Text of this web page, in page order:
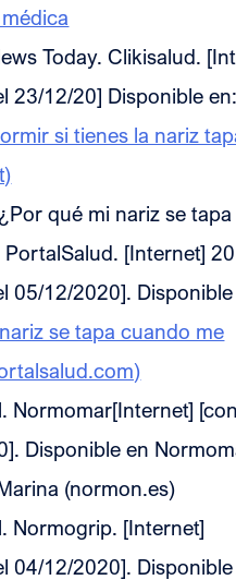
Today. Clikisalud.
23/12/20] Disponible
si tienes la nariz
qué mi nariz se
[Internet]
05/12/2020]. Disponible
se tapa cuando me
Normomar[Internet]
Disponible en
(normon.es)
Normogrip. [Internet]
04/12/2020]. Disponible